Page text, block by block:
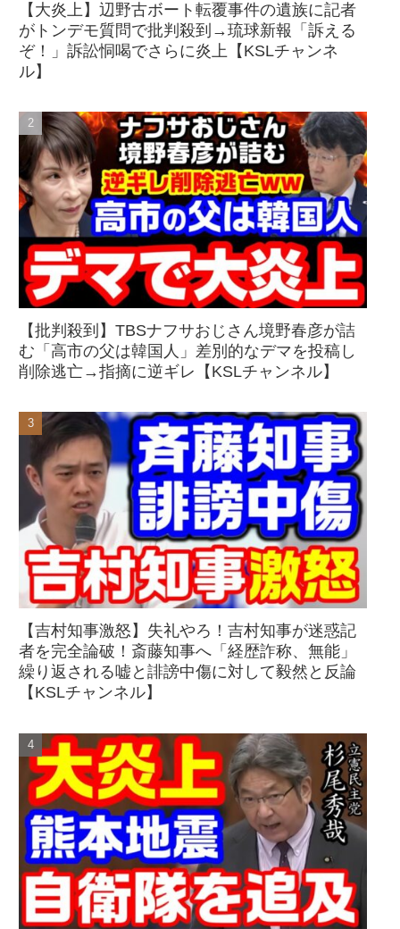
【大炎上】辺野古ボート転覆事件の遺族に記者
がトンデモ質問で批判殺到→琉球新報「訴える
ぞ！」訴訟恫喝でさらに炎上【KSLチャンネ
ル】
【批判殺到】TBSナフサおじさん境野春彦が詰
む「高市の父は韓国人」差別的なデマを投稿し
削除逃亡→指摘に逆ギレ【KSLチャンネル】
【吉村知事激怒】失礼やろ！吉村知事が迷惑記
者を完全論破！斎藤知事へ「経歴詐称、無能」
繰り返される嘘と誹謗中傷に対して毅然と反論
【KSLチャンネル】